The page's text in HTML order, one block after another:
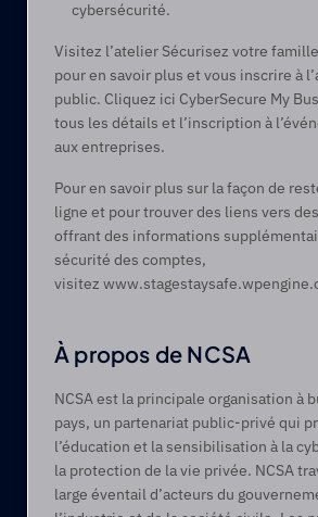
cybersécurité.
Visitez l’atelier Sécurisez votre
pour en savoir plus et vous inscrire à
public. Cliquez ici CyberSecure My
tous les détails et l’inscription à
aux entreprises.
Pour en savoir plus sur la façon de
ligne et pour trouver des liens vers
offrant des informations
sécurité des comptes,
visitez
À propos de NCSA
NCSA est la principale organisation à
pays, un partenariat public-privé qui
l’éducation et la sensibilisation à la
la protection de la vie privée. NCSA
large éventail d’acteurs du